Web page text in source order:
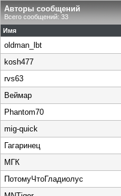
Авторы сообщений
Всего сообщений: 33
Имя
oldman_lbt
kosh477
rvs63
Веймар
Phantom70
mig-quick
Гагаринец
МГК
ПотомуЧтоГладиолус